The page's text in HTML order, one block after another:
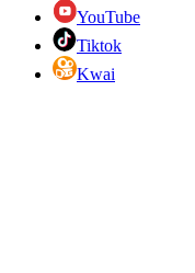
YouTube
Tiktok
Kwai